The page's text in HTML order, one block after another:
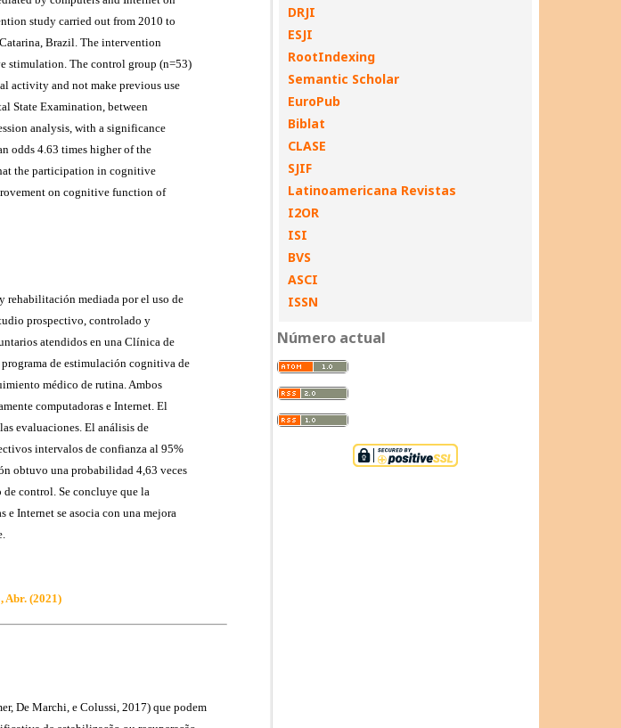
DRJI
ESJI
RootIndexing
Semantic Scholar
EuroPub
Biblat
CLASE
SJIF
Latinoamericana Revistas
I2OR
ISI
BVS
ASCI
ISSN
Número actual